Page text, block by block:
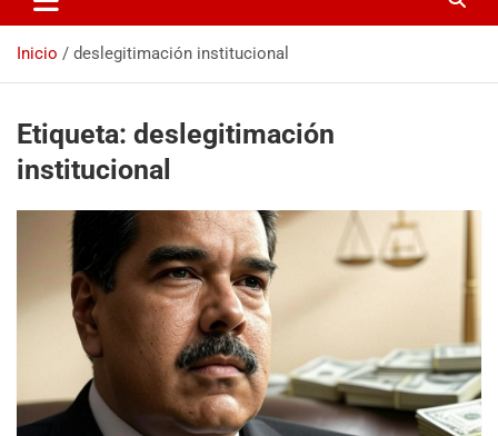
Inicio deslegitimación institucional
Etiqueta: deslegitimación
institucional